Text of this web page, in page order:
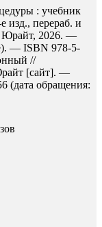
: учебник
изд., перераб. и
Юрайт, 2026. —
— ISBN 978-5-
//
[сайт]. —
(дата обращения: